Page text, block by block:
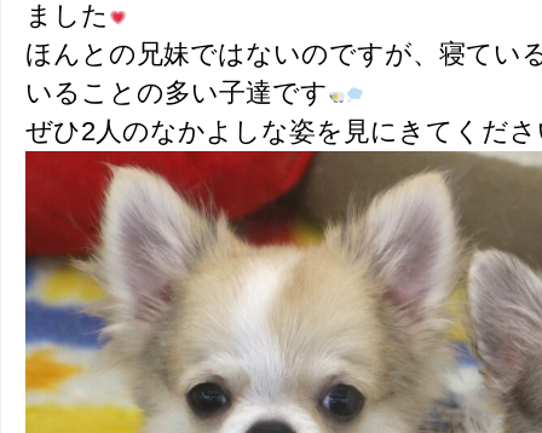
ました
ほんとの兄妹ではないのですが、寝てい
いることの多い子達です
ぜひ2人のなかよしな姿を見にきてくだ